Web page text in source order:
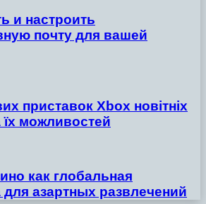
и настроить
почту для вашей
приставок Xbox новітніх
можливостей
как глобальная
азартных развлечений